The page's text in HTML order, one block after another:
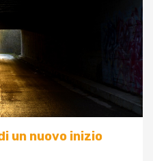
un nuovo inizio